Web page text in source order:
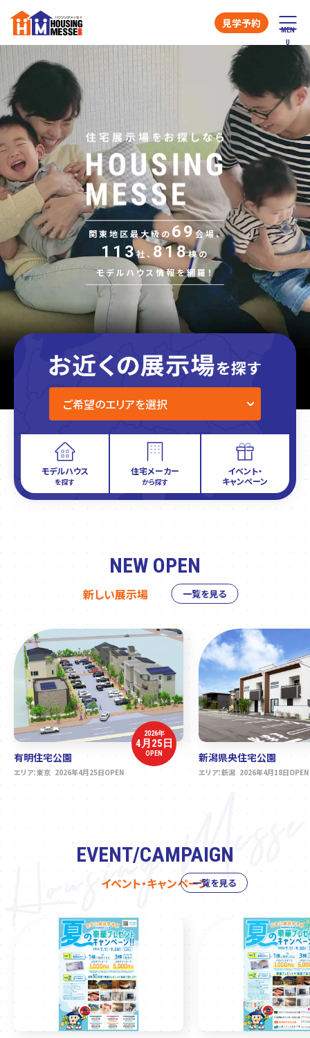
見学予約
関東地区最大級の 69会場、
113社、 818棟の
モデルハウス情報を網羅！
モデルハウス
を探す
住宅メーカー
から探す
イベント・
キャンペーン
NEW OPEN
新しい展示場 一覧を見る
2026年
4月25日
OPEN
有明住宅公園
エリア：東京 2026年4月25日OPEN
新潟県央住宅公園
エリア：新潟 2026年4月18日OPEN
EVENT/CAMPAIGN
イベント・キャンペーン一覧を見る